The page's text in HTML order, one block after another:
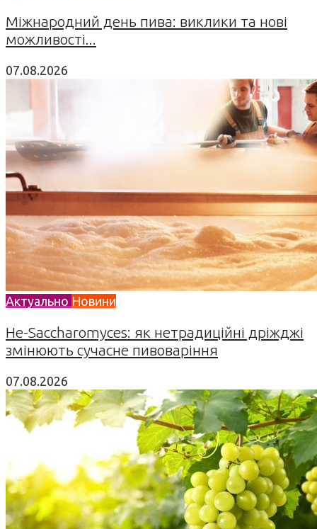
Міжнародний день пива: виклики та нові
можливості...
07.08.2026
Актуально Новини
Не-Saccharomyces: як нетрадиційні дріжджі
змінюють сучасне пивоваріння
07.08.2026